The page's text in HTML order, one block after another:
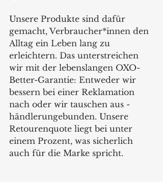
Unsere Produkte sind dafür
gemacht, Verbraucher*innen den
Alltag ein Leben lang zu
erleichtern. Das unterstreichen
wir mit der lebenslangen OXO-
Better-Garantie: Entweder wir
bessern bei einer Reklamation
nach oder wir tauschen aus -
händlerungebunden. Unsere
Retourenquote liegt bei unter
einem Prozent, was sicherlich
auch für die Marke spricht.